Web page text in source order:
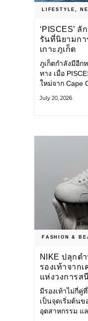
LIFESTYLE,
‘PISCES’
รันที่นิยามกา
เกาะภูเก็ต
ภูเก็ตกำลังมีอีก
ทาง เมื่อ
ใหม่จาก Cape
ไป ผสานความ
July 20, 2026
FASHION &
NIKE ปลุกต
รองเท้าจาก
แห่งวงการส
มีรองเท้าไม่กี่คู่
เป็นจุดเริ่มต้นข
อุตสาหกรรม แ